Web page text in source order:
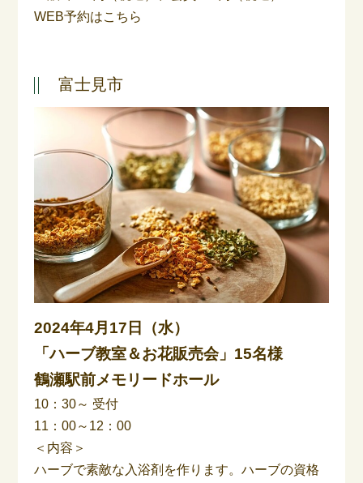
WEB予約はこちら
富士見市
2024年4月17日（水）
「ハーブ教室＆お花販売会」15名様
鶴瀬駅前メモリードホール
10：30～ 受付
11：00～12：00
＜内容＞
ハーブで素敵な入浴剤を作ります。ハーブの資格